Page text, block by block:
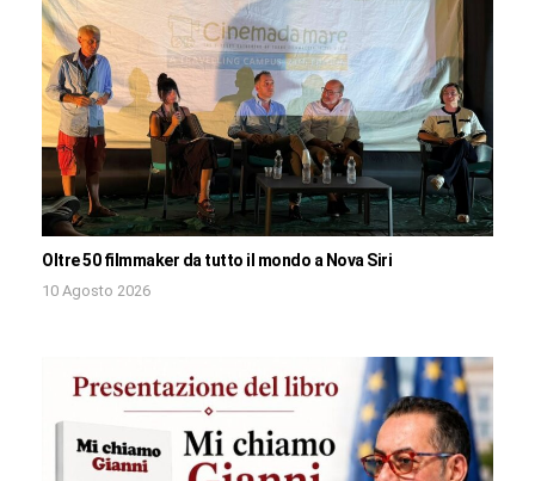
Oltre 50 filmmaker da tutto il mondo a Nova Siri
10 Agosto 2026